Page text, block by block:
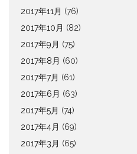
2017年11月 (76)
2017年10月 (82)
2017年9月 (75)
2017年8月 (60)
2017年7月 (61)
2017年6月 (63)
2017年5月 (74)
2017年4月 (69)
2017年3月 (65)